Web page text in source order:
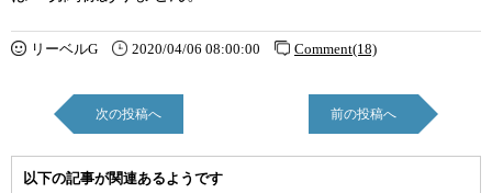
リーベルG 2020/04/06 08:00:00 Comment(18)
次の投稿へ 前の投稿へ
以下の記事が関連あるようです